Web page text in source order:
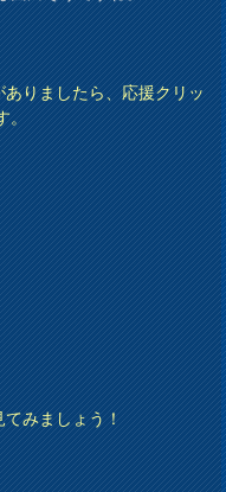
ましたら、応援クリッ
。
てみましょう！